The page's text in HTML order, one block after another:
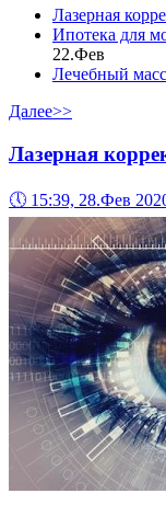
Лазерная
Ипотека для
22.Фев
Лечебный
Далее>>
Лазерная
🕔 15:39, 28.Фев